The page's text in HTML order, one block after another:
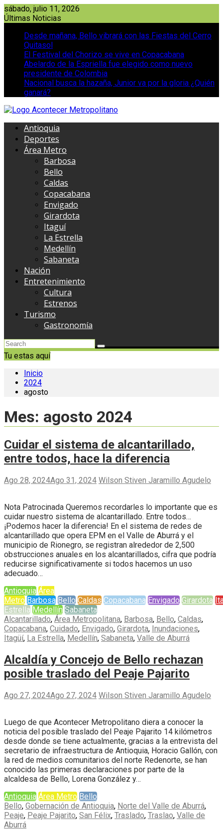
Saltar
al
sábado, julio 11, 2026
Últimas Noticias
Desde mañana, Bello vibrará con las Fiestas del Cerro
Quitasol
El Festival del Chorizo se vive en Copacabana
Abelardo de la Espriella fue elegido como nuevo
presidente de Colombia
Nacional busca la hazaña, Junior va por la gloria ¿Quién
ganará?
Antioquia
Deportes
Área Metro
Barbosa
Bello
Caldas
Copacabana
Envigado
Girardota
Itaguí
La Estrella
Medellín
Sabaneta
Nación
Entretenimiento
Cultura
Estrenos
Turismo
Gastronomía
Tu estas aquí
Inicio
2024
agosto
Mes: agosto 2024
Cuidar el sistema de alcantarillado,
entre todos, hace la diferencia
Ago 28, 2024Ago 31, 2024 Wilson Stiven Jaramillo Agudelo
Nota Patrocinada Queremos recordarles lo importante que es
cuidar nuestro sistema de alcantarillado. Entre todos…
¡Podemos hacer la diferencia! En el sistema de redes de
alcantarillado que opera EPM en el Valle de Aburrá y el
municipio de Rionegro, se registran alrededor de 2,500
obstrucciones anuales en los alcantarillados, cifra que podría
reducirse significativamente si todos hacemos un uso
adecuado…
Antioquia Área
Metro Barbosa Bello Caldas Copacabana Envigado Girardota
Estrella Medellín Sabaneta
Alcantarillado, Área Metropolitana, Barbosa, Bello, Caldas,
Copacabana, Cuidado, Envigado, Girardota, Inundaciones,
Itagüí, La Estrella, Medellín, Sabaneta, Valle de Aburrá
Alcaldía y Concejo de Bello rechazan
posible traslado del Peaje Pajarito
Ago 27, 2024Ago 27, 2024 Wilson Stiven Jaramillo Agudelo
Luego de que Acontecer Metropolitano diera a conocer la
noticia del posible traslado del Peaje Pajarito 14 kilómetros
desde donde se tiene actualmente, gracias a la entrevista del
secretario de infraestructura de Antioquia, Horacio Gallón, con
la red de medios comunitarios del norte Redenorte, se han
conocido las primeras declaraciones por parte de la
alcaldesa de Bello, Lorena González y…
Antioquia Área Metro Bello
Bello, Gobernación de Antioquia, Norte del Valle de Aburrá,
Peaje, Peaje Pajarito, San Félix, Traslado, Traslao, Valle de
Aburrá